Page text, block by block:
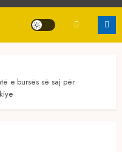
e bursës së saj për